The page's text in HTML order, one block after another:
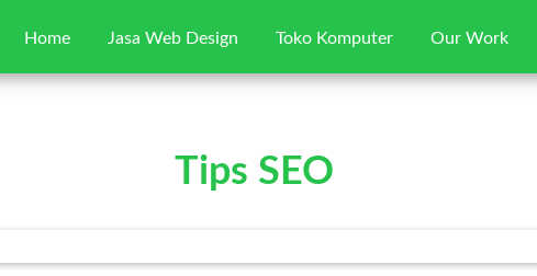
Home Jasa Web Design Toko Komputer Our Work
Tips SEO